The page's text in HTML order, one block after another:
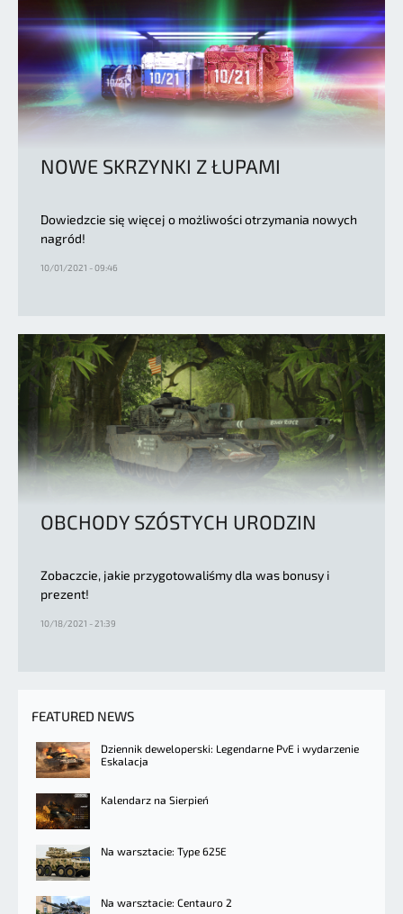
NOWE SKRZYNKI Z ŁUPAMI
Dowiedzcie się więcej o możliwości otrzymania nowych
nagród!
10/01/2021 - 09:46
OBCHODY SZÓSTYCH URODZIN
Zobaczcie, jakie przygotowaliśmy dla was bonusy i
prezent!
10/18/2021 - 21:39
FEATURED NEWS
Dziennik deweloperski: Legendarne PvE i wydarzenie
Eskalacja
Kalendarz na Sierpień
Na warsztacie: Type 625E
Na warsztacie: Centauro 2